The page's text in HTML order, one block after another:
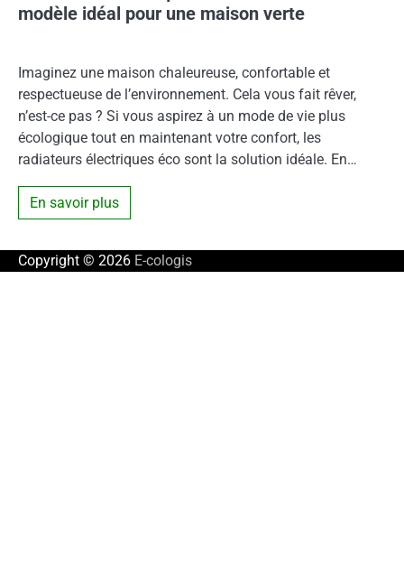
modèle idéal pour une maison verte
Imaginez une maison chaleureuse, confortable et
respectueuse de l’environnement. Cela vous fait rêver,
n’est-ce pas ? Si vous aspirez à un mode de vie plus
écologique tout en maintenant votre confort, les
radiateurs électriques éco sont la solution idéale. En…
En savoir plus
Copyright © 2026 E-cologis